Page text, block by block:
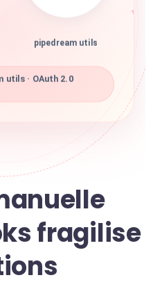
pipedream utils
utils · OAuth 2.0
fragilise